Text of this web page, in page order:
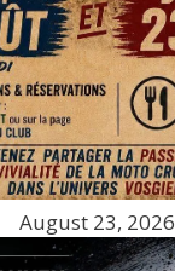
August 23, 2026